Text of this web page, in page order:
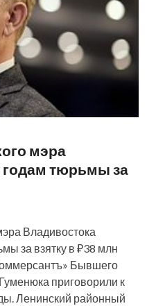
мэра
годам тюрьмы за
Владивостока
за взятку в ₽38 млн
Бывшего
приговорили к
Ленинский районный